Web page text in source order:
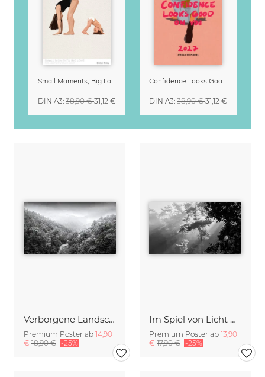
Verborgene Landschaft
Premium Poster ab 14,90
€ 18,90 € -25%
Im Spiel von Licht und Schatten
Premium Poster ab 13,90
€ 17,90 € -25%
Small Moments, Big Love – Mutterschaftskalender von Giselle Dekel
DIN A3: 38,90 €31,12 €
Confidence Looks Good On You Kalender 2027
DIN A3: 38,90 €31,12 €